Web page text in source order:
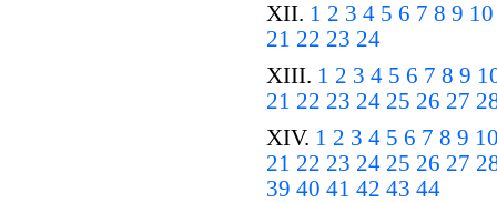
XII. 1 2 3 4 5 6 7 8 9 10
21 22 23 24
XIII. 1 2 3 4 5 6 7 8 9
21 22 23 24 25 26 27
XIV. 1 2 3 4 5 6 7 8 9
21 22 23 24 25 26 27
39 40 41 42 43 44